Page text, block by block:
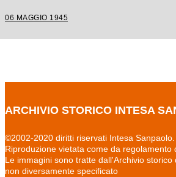
06 MAGGIO 1945
ARCHIVIO STORICO INTESA
©2002-2020 diritti riservati Intesa Sanpaolo.
Riproduzione vietata come da regolamento
Le immagini sono tratte dall'Archivio
non diversamente specificato